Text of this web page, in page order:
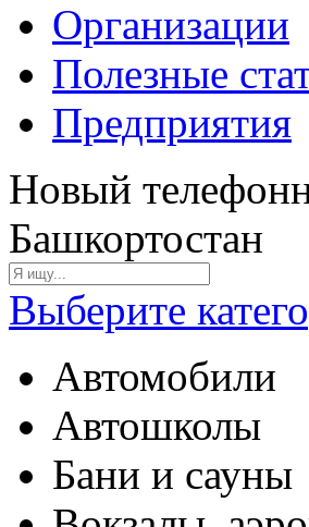
Организации
Полезные
Предприятия
Новый
Башкортостан
Выберите
Автомобили
Автошколы
Бани и сауны